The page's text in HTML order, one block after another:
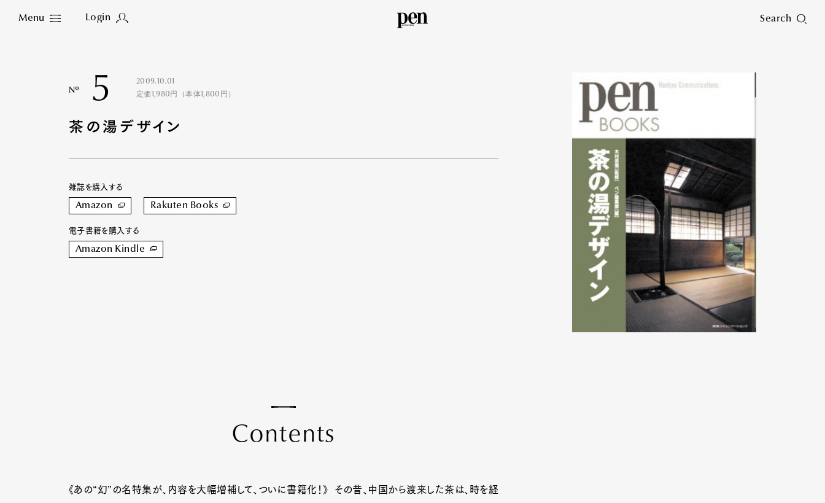
Menu Login Search
Close
Nº 5
2009.10.01
定価1,980円（本体1,800円）
茶の湯デザイン
雑誌を購入する
Amazon Rakuten Books
電子書籍を購入する
Amazon Kindle
Contents
《あの“幻”の名特集が、内容を大幅増補して、ついに書籍化！》 その昔、中国から渡来した茶は、時を経